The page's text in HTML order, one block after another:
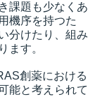
課題も少なくあ
機序を持つた
分けたり、組み
ます。
創薬における
能と考えられて